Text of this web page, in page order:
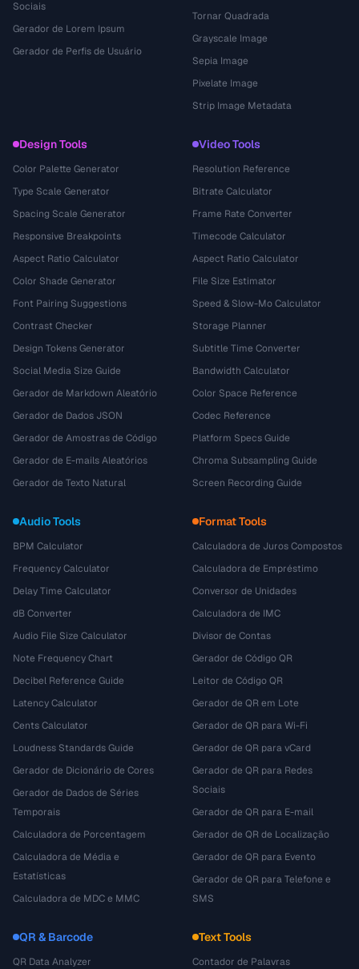
Sociais
Gerador de Lorem Ipsum
Gerador de Perfis de Usuário
Tornar Quadrada
Grayscale Image
Sepia Image
Pixelate Image
Strip Image Metadata
Design Tools
Color Palette Generator
Type Scale Generator
Spacing Scale Generator
Responsive Breakpoints
Aspect Ratio Calculator
Color Shade Generator
Font Pairing Suggestions
Contrast Checker
Design Tokens Generator
Social Media Size Guide
Gerador de Markdown Aleatório
Gerador de Dados JSON
Gerador de Amostras de Código
Gerador de E-mails Aleatórios
Gerador de Texto Natural
Video Tools
Resolution Reference
Bitrate Calculator
Frame Rate Converter
Timecode Calculator
Aspect Ratio Calculator
File Size Estimator
Speed & Slow-Mo Calculator
Storage Planner
Subtitle Time Converter
Bandwidth Calculator
Color Space Reference
Codec Reference
Platform Specs Guide
Chroma Subsampling Guide
Screen Recording Guide
Audio Tools
BPM Calculator
Frequency Calculator
Delay Time Calculator
dB Converter
Audio File Size Calculator
Note Frequency Chart
Decibel Reference Guide
Latency Calculator
Cents Calculator
Loudness Standards Guide
Gerador de Dicionário de Cores
Gerador de Dados de Séries
Temporais
Calculadora de Porcentagem
Calculadora de Média e
Estatísticas
Calculadora de MDC e MMC
Format Tools
Calculadora de Juros Compostos
Calculadora de Empréstimo
Conversor de Unidades
Calculadora de IMC
Divisor de Contas
Gerador de Código QR
Leitor de Código QR
Gerador de QR em Lote
Gerador de QR para Wi-Fi
Gerador de QR para vCard
Gerador de QR para Redes
Sociais
Gerador de QR para E-mail
Gerador de QR de Localização
Gerador de QR para Evento
Gerador de QR para Telefone e
SMS
QR & Barcode
QR Data Analyzer
Text Tools
Contador de Palavras